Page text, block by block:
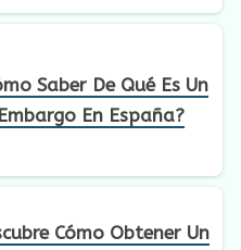
Saber De Qué Es Un
Embargo En España?
Cómo Obtener Un